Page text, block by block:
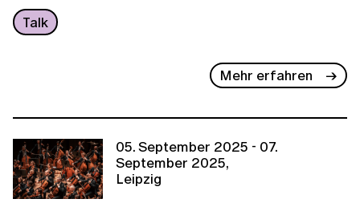
Talk
Mehr erfahren
05. September 2025 - 07.
September 2025,
Leipzig